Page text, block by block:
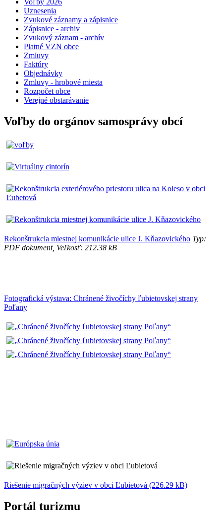
Voľby 2026
Uznesenia
Zvukové záznamy a zápisnice
Zápisnice - archiv
Zvukový záznam - archív
Platné VZN obce
Zmluvy
Faktúry
Objednávky
Zmluvy - hrobové miesta
Rozpočet obce
Verejné obstarávanie
Voľby do orgánov samosprávy obcí
Rekonštrukcia miestnej komunikácie ulice J. Kňazovického Typ:
PDF dokument, Veľkosť: 212.38 kB
Fotografická výstava: Chránené živočíchy ľubietovskej strany
Poľany
Riešenie migračných výziev v obci Ľubietová (226.29 kB)
Portál turizmu